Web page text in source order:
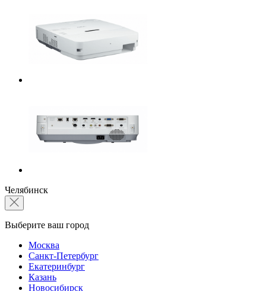
Челябинск
Выберите ваш город
Москва
Санкт-Петербург
Екатеринбург
Казань
Новосибирск